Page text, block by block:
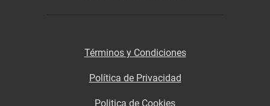
Términos y Condiciones
Política de Privacidad
Politica de Cookies